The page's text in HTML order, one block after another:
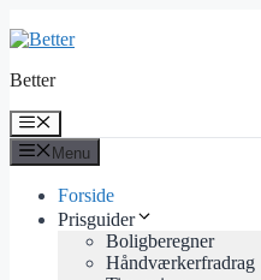
til
Better
Menu
Menu
Forside
Prisguider
Boligberegner
Håndværkerfradrag